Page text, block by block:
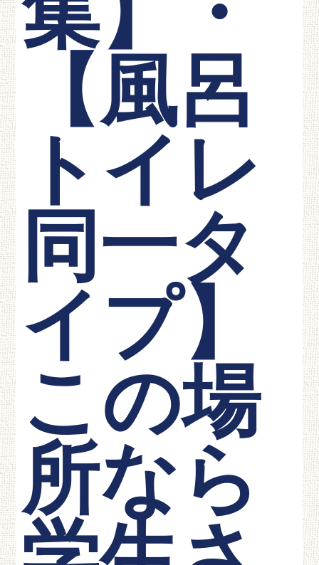
【風呂
トイレ
同一タ
イプ】
この場
所なら